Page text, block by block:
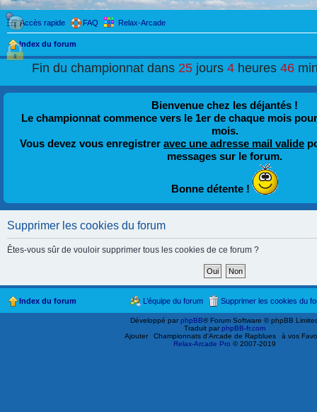
Accès rapide FAQ Relax-Arcade
Index du forum
Fin du championnat dans25 jours4 heures46
Bienvenue chez les déjantés !
Le championnat commence vers le 1er de chaque mois
mois.
Vous devez vous enregistrer avec une adresse mail valide
messages sur le forum.
Bonne détente !
Supprimer les cookies du forum
Êtes-vous sûr de vouloir supprimer tous les cookies de ce forum ?
Index du forum Supprimer les cookies du
L’équipe du forum
Développé parphpBB® Forum Software © phpBB
Traduit parphpBB-fr.com
Ajouter
Championnats d'Arcade de Rapblues
à vos
Relax-Arcade Pro © 2007-2019